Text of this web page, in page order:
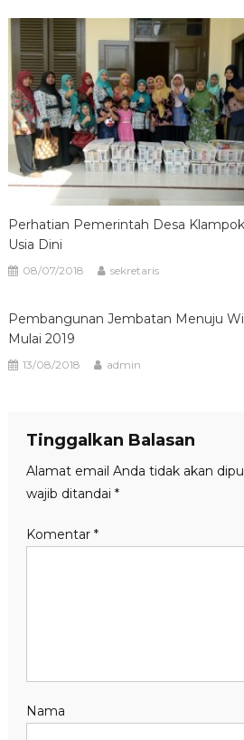
Perhatian Pemerintah Desa
Usia Dini
08/07/2018 sekretaris
Pembangunan Jembatan Menuju
Mulai 2019
13/08/2018 admin
Tinggalkan Balasan
Alamat email Anda tidak akan
wajib ditandai *
Komentar *
Nama